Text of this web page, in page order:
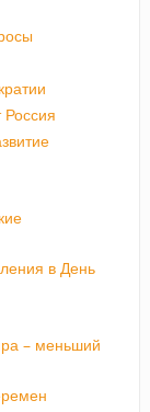
в День
– меньший